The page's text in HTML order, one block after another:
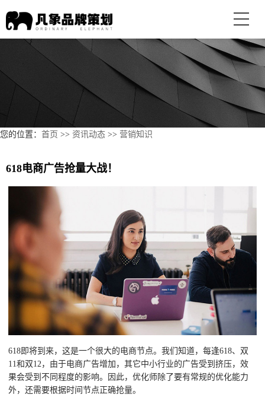
您的位置： 首页 >> 资讯动态 >> 营销知识
618电商广告抢量大战！
618即将到来，这是一个很大的电商节点。我们知道，每逢618、双
11和双12，由于电商广告增加，其它中小行业的广告受到挤压，效
果会受到不同程度的影响。因此，优化师除了要有常规的优化能力
外，还需要根据时间节点正确抢量。